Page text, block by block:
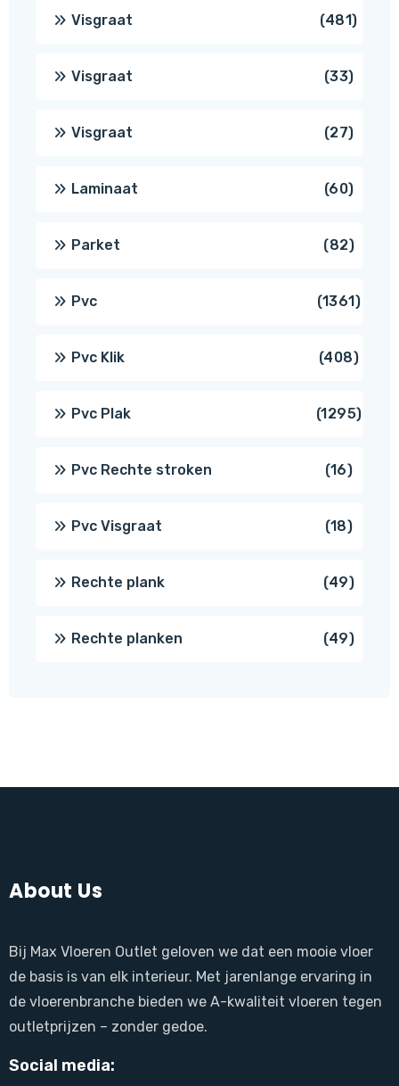
Visgraat 481481
Visgraat 3333
Visgraat 2727
Laminaat 6060
Parket 8282
Pvc 13611361
Pvc Klik 408408
Pvc Plak 12951295
Pvc Rechte stroken 1616
Pvc Visgraat 1818
Rechte plank 4949
Rechte planken 4949
About Us
Bij Max Vloeren Outlet geloven we dat een mooie vloer
de basis is van elk interieur. Met jarenlange ervaring in
de vloerenbranche bieden we A-kwaliteit vloeren tegen
outletprijzen – zonder gedoe.
Social media: